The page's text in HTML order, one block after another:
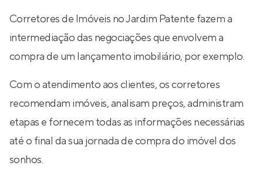
Corretores de Imóveis no Jardim Patente fazem a
intermediação das negociações que envolvem a
compra de um lançamento imobiliário, por exemplo.
Com o atendimento aos clientes, os corretores
recomendam imóveis, analisam preços, administram
etapas e fornecem todas as informações necessárias
até o final da sua jornada de compra do imóvel dos
sonhos.